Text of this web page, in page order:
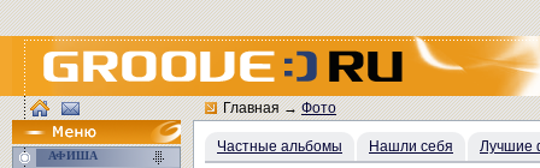
АФИША
Главная→Фото
Частные альбомы Нашли себя Лучшие